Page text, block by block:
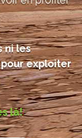
ni les
exploiter
là!